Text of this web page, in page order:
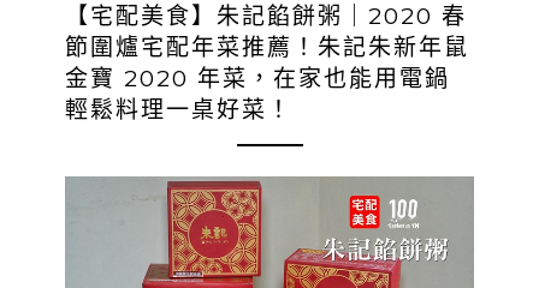
【宅配美食】朱記餡餅粥｜2020 春
節圍爐宅配年菜推薦！朱記朱新年鼠
金寶 2020 年菜，在家也能用電鍋
輕鬆料理一桌好菜！